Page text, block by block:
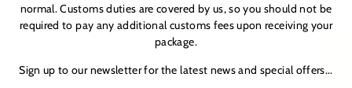
SHIPPING INFORMATION
PAYMENT & TAX
HOW TO TRACK
normal. Customs duties are covered by us, so you should not be
required to pay any additional customs fees upon receiving your
package.
Sign up to our newsletter for the latest news and special offers...★ 리뷰